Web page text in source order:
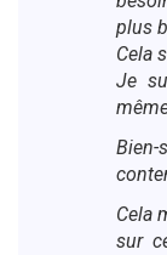
plus
Cela
Je
Bien-
Cela
sur